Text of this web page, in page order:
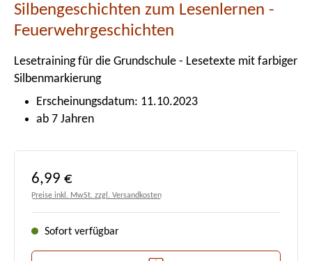
Silbengeschichten zum Lesenlernen -
Feuerwehrgeschichten
Lesetraining für die Grundschule - Lesetexte mit farbiger
Silbenmarkierung
Erscheinungsdatum: 11.10.2023
ab 7 Jahren
Regulärer Preis:
6,99 €
Preise inkl. MwSt. zzgl. Versandkosten
Sofort verfügbar